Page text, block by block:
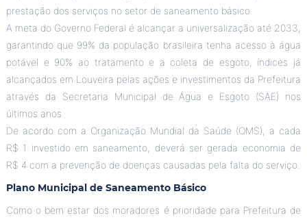
prestação dos serviços no setor de saneamento básico.
A meta do Governo Federal é alcançar a universalização até 2033,
garantindo que 99% da população brasileira tenha acesso à água
potável e 90% ao tratamento e a coleta de esgoto, índices já
alcançados em Louveira pelas ações e investimentos da Prefeitura
através da Secretaria Municipal de Água e Esgoto (SAE) nos
últimos anos.
De acordo com a Organização Mundial da Saúde (OMS), a cada
R$ 1 investido em saneamento, deverá ser gerada economia de
R$ 4 com a prevenção de doenças causadas pela falta do serviço.
Plano Municipal de Saneamento Básico
Como o bem estar dos moradores é prioridade para Prefeitura de